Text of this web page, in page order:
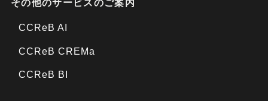
その他のサービスのご案内
CCReB AI
CCReB CREMa
CCReB BI